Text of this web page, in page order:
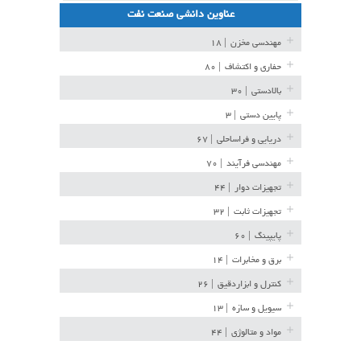
عناوین دانشی صنعت نفت
مهندسی مخزن
حفاری و اکتشاف
بالادستی
پایین دستی
دریایی و فراساحلی
مهندسی فرآیند
تجهیزات دوار
تجهیزات ثابت
پایپینگ
برق و مخابرات
کنترل و ابزاردقیق
سیویل و سازه
مواد و متالوژی